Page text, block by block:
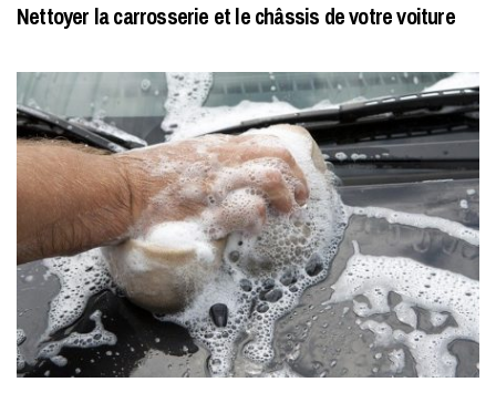
Nettoyer la carrosserie et le châssis de votre voiture